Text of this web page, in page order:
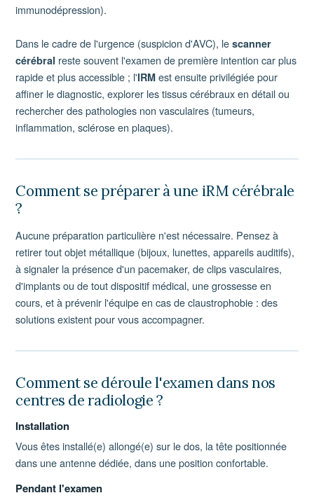
immunodépression).
Dans le cadre de l'urgence (suspicion d'AVC), lescanner
cérébral reste souvent l'examen de première intention car plus
rapide et plus accessible ; l'IRM est ensuite privilégiée pour
affiner le diagnostic, explorer les tissus cérébraux en détail ou
rechercher des pathologies non vasculaires (tumeurs,
inflammation, sclérose en plaques).
Comment se préparer à une iRM cérébrale
?
Aucune préparation particulière n'est nécessaire. Pensez à
retirer tout objet métallique (bijoux, lunettes, appareils auditifs),
à signaler la présence d'un pacemaker, de clips vasculaires,
d'implants ou de tout dispositif médical, une grossesse en
cours, et à prévenir l'équipe en cas de claustrophobie : des
solutions existent pour vous accompagner.
Comment se déroule l'examen dans nos
centres de radiologie ?
Installation
Vous êtes installé(e) allongé(e) sur le dos, la tête positionnée
dans une antenne dédiée, dans une position confortable.
Pendant l'examen